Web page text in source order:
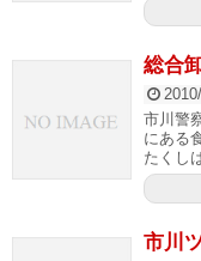
総合
市川警
にある
たくし
市川